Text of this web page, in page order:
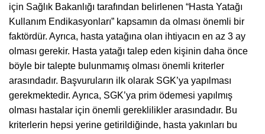
için Sağlık Bakanlığı tarafından belirlenen “Hasta Yatağı
Kullanım Endikasyonları” kapsamın da olması önemli bir
faktördür. Ayrıca, hasta yatağına olan ihtiyacın en az 3 ay
olması gerekir. Hasta yatağı talep eden kişinin daha önce
böyle bir talepte bulunmamış olması önemli kriterler
arasındadır. Başvuruların ilk olarak SGK’ya yapılması
gerekmektedir. Ayrıca, SGK’ya prim ödemesi yapılmış
olması hastalar için önemli gereklilikler arasındadır. Bu
kriterlerin hepsi yerine getirildiğinde, hasta yakınları bu